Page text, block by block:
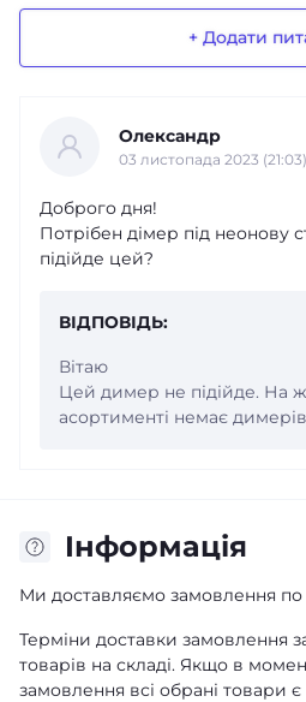
+ Додати
Олександр
03 листопада 2023 (21:03)
Доброго дня!
Потрібен дімер під неонову
підійде цей?
ВІДПОВІДЬ:
Вітаю
Цей димер не підійде. На
асортименті немає димерів
Iнформація
Ми доставляємо замовлення по
Терміни доставки замовлення
товарів на складі. Якщо в
замовлення всі обрані товари є